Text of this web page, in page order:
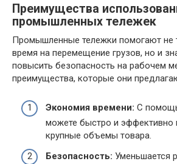
Преимущества
промышленных тележек
Промышленные тележки помогают не
время на перемещение грузов, но и
повысить безопасность на рабочем
преимущества, которые они
Экономия времени: С
можете быстро и эффективно
крупные объемы товара.
Безопасность: Уменьшается